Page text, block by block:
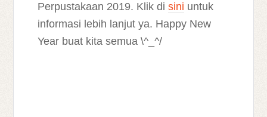
Perpustakaan 2019. Klik disini untuk
informasi lebih lanjut ya. Happy New
Year buat kita semua \^_^/